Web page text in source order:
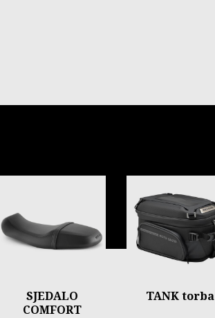
SJEDALO
COMFORT
TANK torba